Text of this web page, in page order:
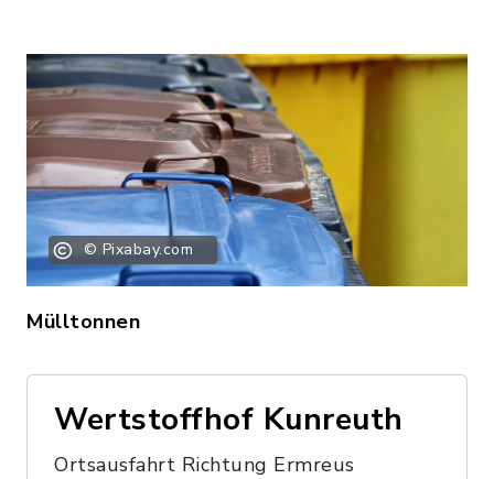
© Pixabay.com
Mülltonnen
Wertstoffhof Kunreuth
Ortsausfahrt Richtung Ermreus